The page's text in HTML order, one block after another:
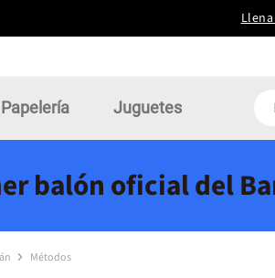
Papelería Juguetes
balón oficial del
Métodos